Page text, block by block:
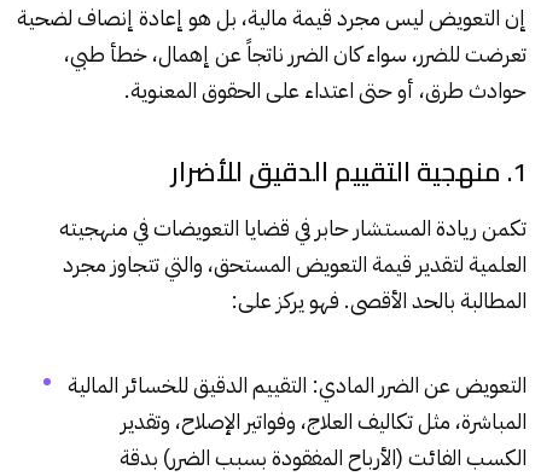
إن التعويض ليس مجرد قيمة مالية، بل هو إعادة إنصاف لضحية
تعرضت للضرر، سواء كان الضرر ناتجاً عن إهمال، خطأ طبي،
حوادث طرق، أو حتى اعتداء على الحقوق المعنوية.
1. منهجية التقييم الدقيق للأضرار
تكمن ريادة المستشار حابر في قضايا التعويضات في منهجيته
العلمية لتقدير قيمة التعويض المستحق، والتي تتجاوز مجرد
المطالبة بالحد الأقصى. فهو يركز على:
التعويض عن الضرر المادي: التقييم الدقيق للخسائر المالية
المباشرة، مثل تكاليف العلاج، وفواتير الإصلاح، وتقدير
الكسب الفائت (الأرباح المفقودة بسبب الضرر) بدقة